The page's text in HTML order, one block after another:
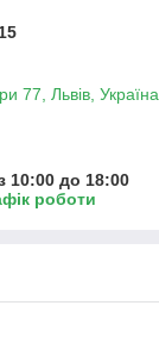
77, Львів, Україна
10:00 до 18:00
роботи